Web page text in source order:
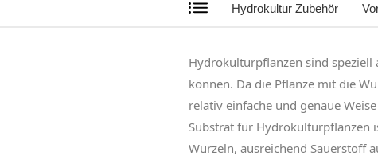
Hydrokulturpflanzen sind
können. Da die Pflanze mit die
relativ einfache und genaue
Substrat für Hydrokulturpflanzen
Wurzeln, ausreichend Sauerstoff
Hydrokultur Zubehör